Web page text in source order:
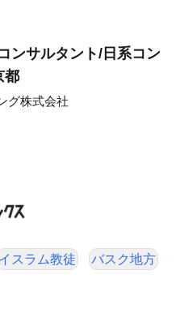
ンサルタント/日系コン
都
グ株式会社
イスラム教徒 バスク地方